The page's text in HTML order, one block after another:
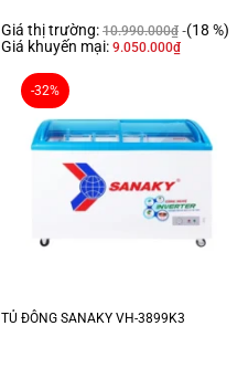
Giá thị trường: 10.990.000₫ (18 %)
Giá khuyến mại: 9.050.000₫
-32%
TỦ ĐÔNG SANAKY VH-3899K3